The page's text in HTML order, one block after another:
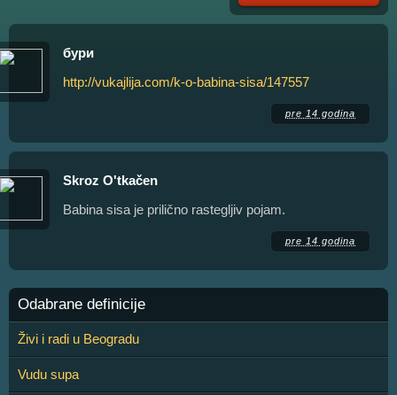
бури
http://vukajlija.com/k-o-babina-sisa/147557
pre 14 godina
Skroz O'tkačen
Babina sisa je prilično rastegljiv pojam.
pre 14 godina
Odabrane definicije
Živi i radi u Beogradu
Vudu supa